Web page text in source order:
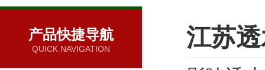
产品快捷导航
QUICK NAVIGATION 江苏